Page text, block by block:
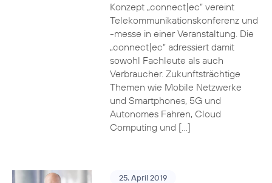
Konzept „connect|ec“ vereint
Telekommunikationskonferenz und
-messe in einer Veranstaltung. Die
„connect|ec“ adressiert damit
sowohl Fachleute als auch
Verbraucher. Zukunftsträchtige
Themen wie Mobile Netzwerke
und Smartphones, 5G und
Autonomes Fahren, Cloud
Computing und […]
25. April 2019